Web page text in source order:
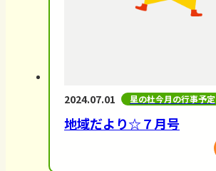
2024.07.01 星の杜今月の行事予定
地域だより☆７月号